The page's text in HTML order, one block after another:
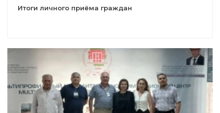
Итоги личного приёма граждан